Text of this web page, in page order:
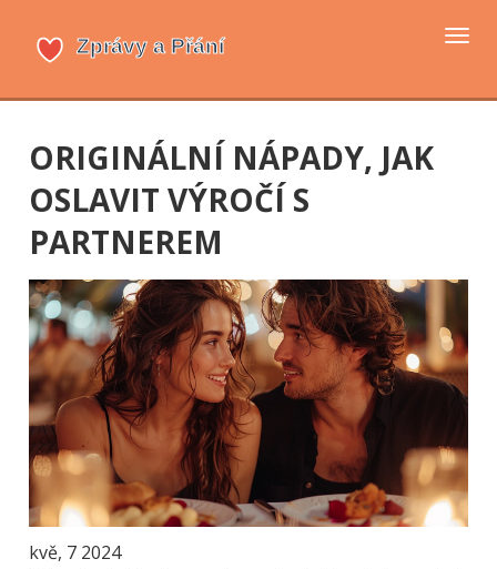
ORIGINÁLNÍ NÁPADY, JAK
OSLAVIT VÝROČÍ S
PARTNEREM
kvě, 7 2024